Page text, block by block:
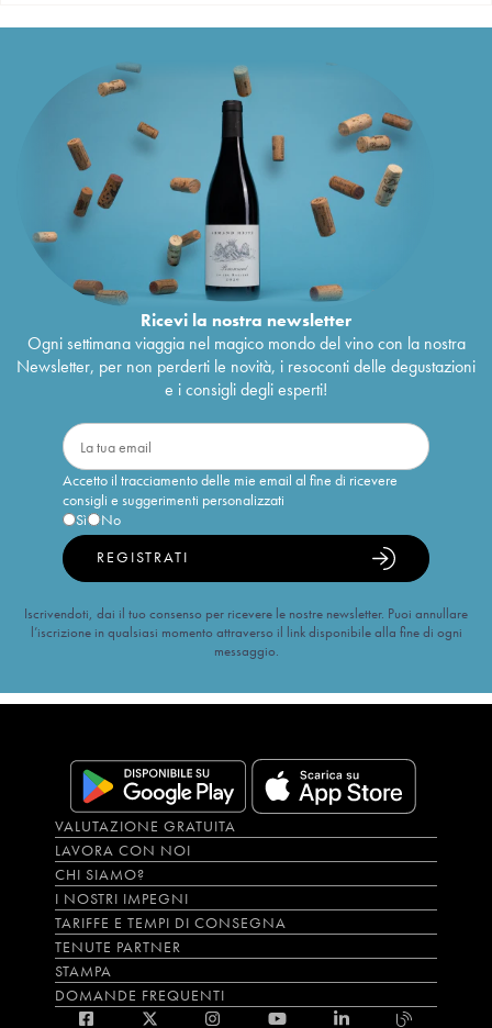
Ricevi la nostra newsletter
Ogni settimana viaggia nel magico mondo del vino con la nostra
Newsletter, per non perderti le novità, i resoconti delle degustazioni
e i consigli degli esperti!
Accetto il tracciamento delle mie email al fine di ricevere
consigli e suggerimenti personalizzati
Sì
No
REGISTRATI
Iscrivendoti, dai il tuo consenso per ricevere le nostre newsletter. Puoi annullare
l’iscrizione in qualsiasi momento attraverso il link disponibile alla fine di ogni
messaggio.
VALUTAZIONE GRATUITA
LAVORA CON NOI
CHI SIAMO?
I NOSTRI IMPEGNI
TARIFFE E TEMPI DI CONSEGNA
TENUTE PARTNER
STAMPA
DOMANDE FREQUENTI